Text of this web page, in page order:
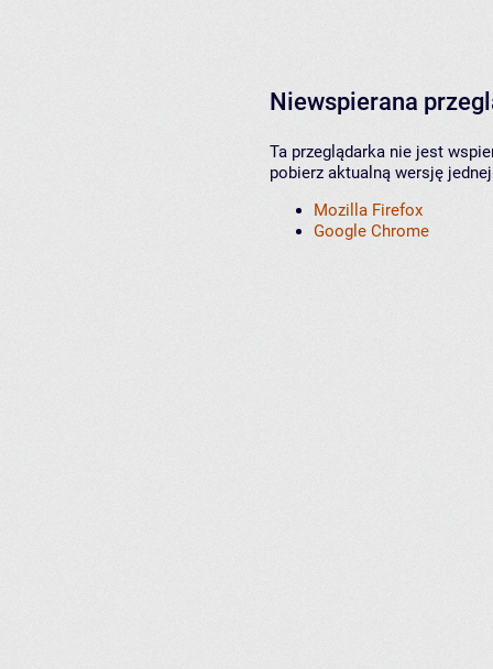
Niewspierana
Ta przeglądarka nie jest
pobierz aktualną wersję
Mozilla Firefox
Google Chrome